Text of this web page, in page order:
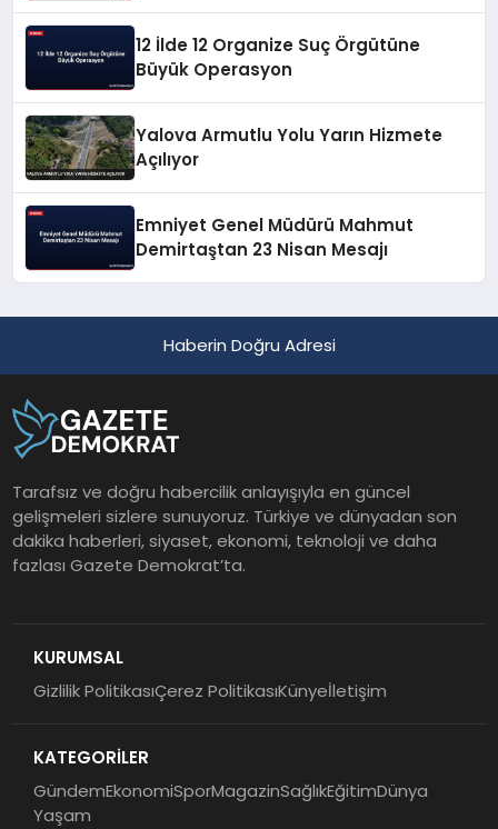
12 İlde 12 Organize Suç Örgütüne
Büyük Operasyon
Yalova Armutlu Yolu Yarın Hizmete
Açılıyor
Emniyet Genel Müdürü Mahmut
Demirtaştan 23 Nisan Mesajı
Haberin Doğru Adresi
Tarafsız ve doğru habercilik anlayışıyla en güncel
gelişmeleri sizlere sunuyoruz. Türkiye ve dünyadan son
dakika haberleri, siyaset, ekonomi, teknoloji ve daha
fazlası Gazete Demokrat’ta.
KURUMSAL
Gizlilik PolitikasıÇerez PolitikasıKünyeİletişim
KATEGORİLER
GündemEkonomiSporMagazinSağlıkEğitimDünya
Yaşam